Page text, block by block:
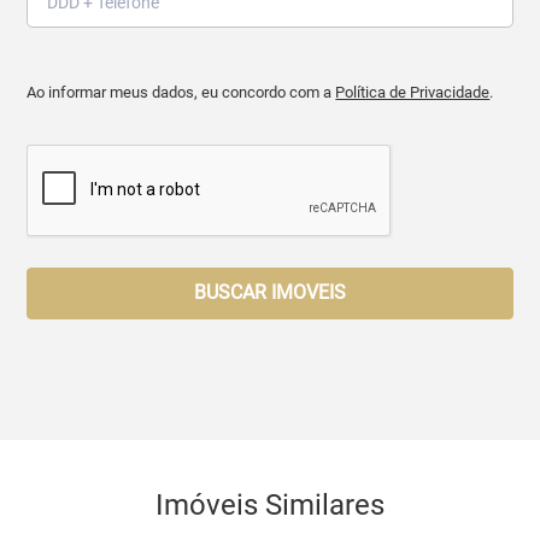
Ao informar meus dados, eu concordo com a Política de Privacidade.
BUSCAR IMOVEIS
Imóveis Similares